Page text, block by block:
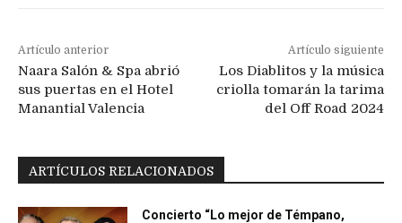
Artículo anterior
Naara Salón & Spa abrió
sus puertas en el Hotel
Manantial Valencia
Artículo siguiente
Los Diablitos y la música
criolla tomarán la tarima
del Off Road 2024
ARTÍCULOS RELACIONADOS
Concierto “Lo mejor de Témpano,